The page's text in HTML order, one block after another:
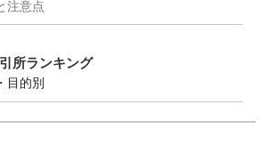
注意点
所ランキング
目的別